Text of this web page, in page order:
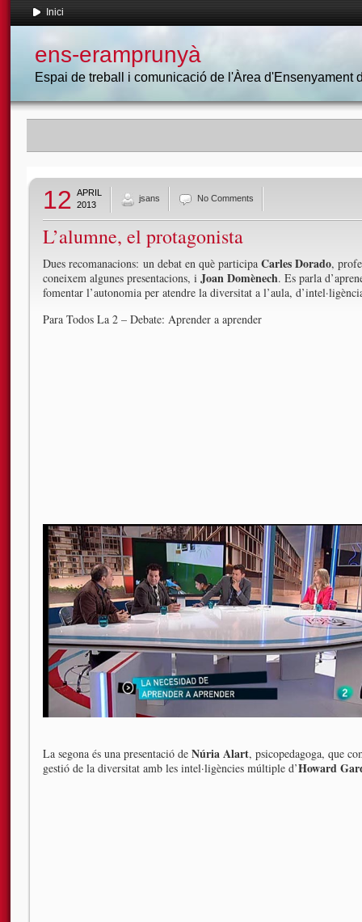
Inici
ens-eramprunyà
Espai de treball i comunicació de l'Àrea d'Ensenyament
12 APRIL
2013
jsans No Comments
L’alumne, el protagonista
Dues recomanacions: un debat en què participa Carles Dorado,
coneixem algunes presentacions, i Joan Domènech. Es parla
fomentar l’autonomia per atendre la diversitat a l’aula,
Para Todos La 2 – Debate: Aprender a aprender
La segona és una presentació de Núria Alart, psicopedagoga, que
gestió de la diversitat amb les intel·ligències múltiple d’Howard